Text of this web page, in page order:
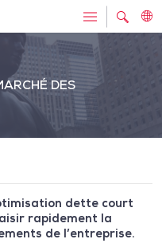
DES
dette court
rapidement la
de l’entreprise.